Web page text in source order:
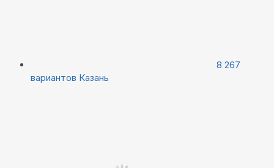
8 267
вариантов Казань